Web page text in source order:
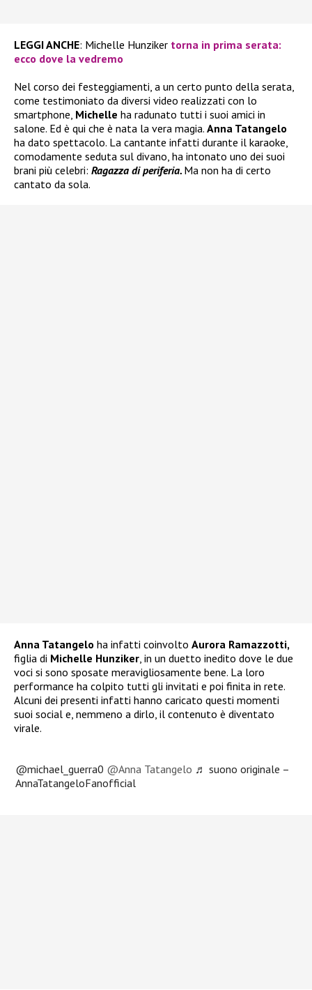
LEGGI ANCHE: Michelle Hunziker torna in prima serata:
ecco dove la vedremo
Nel corso dei festeggiamenti, a un certo punto della serata,
come testimoniato da diversi video realizzati con lo
smartphone, Michelle ha radunato tutti i suoi amici in
salone. Ed è qui che è nata la vera magia. Anna Tatangelo
ha dato spettacolo. La cantante infatti durante il karaoke,
comodamente seduta sul divano, ha intonato uno dei suoi
brani più celebri: Ragazza di periferia. Ma non ha di certo
cantato da sola.
Anna Tatangelo ha infatti coinvolto Aurora Ramazzotti,
figlia di Michelle Hunziker, in un duetto inedito dove le due
voci si sono sposate meravigliosamente bene. La loro
performance ha colpito tutti gli invitati e poi finita in rete.
Alcuni dei presenti infatti hanno caricato questi momenti
suoi social e, nemmeno a dirlo, il contenuto è diventato
virale.
@michael_guerra0 @Anna Tatangelo ♬ suono originale –
AnnaTatangeloFanofficial